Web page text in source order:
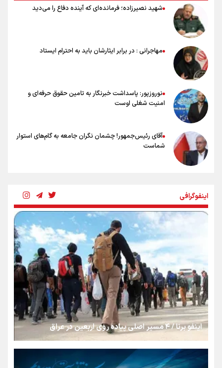
نصرتی: پاسخ بیرانوند سنخیتی با صحبت‌های علی دایی نداشت/
ملی‌پوشان نباید از خودشان تعریف کنند!
خلعتبری: جای دو سه نفر در جام جهانی خالی بود/ تیم ملی نیاز به تغییر
نسل دارد/ دوست دارم آرژانتین قهرمان شود
شاهرخی: اندازه داشته‌هایمان از بازار جام جهانی برداشت کردیم/ دودستی
سرنوشت صعود را به تیم‌های دیگر سپردیم
عالمی: جام جهانی از مرحله حذفی جان گرفت/ درباره شیوه بازی تیم ملی
نقد وجود دارد
شهید نصیرزاده؛ فرمانده‌ای که آینده دفاع را می‌دید
مهاجرانی : در برابر ایثارشان باید به احترام ایستاد
نوروزپور: پاسداشت خبرنگار به تامین حقوق حرفه‌ای و
امنیت شغلی اوست
آقای رئیس‌جمهور! چشمان نگران جامعه به گام‌های استوار
شماست
بنزین؛ تدبیری برای حفظ امنیت انرژی
«هورامان»؛ میراثی که جهان را شیفته کرد
شکستگیِ بزرگ؛ روایتِ یک استخوان، یک نسل، یک توهم!
رسانه ملی و حق مردم برای شنیدن صدای رئیس‌جمهوری
اینفوگرافی
اینفو برنا / ۴ مسیر اصلی پیاده روی اربعین در عراق